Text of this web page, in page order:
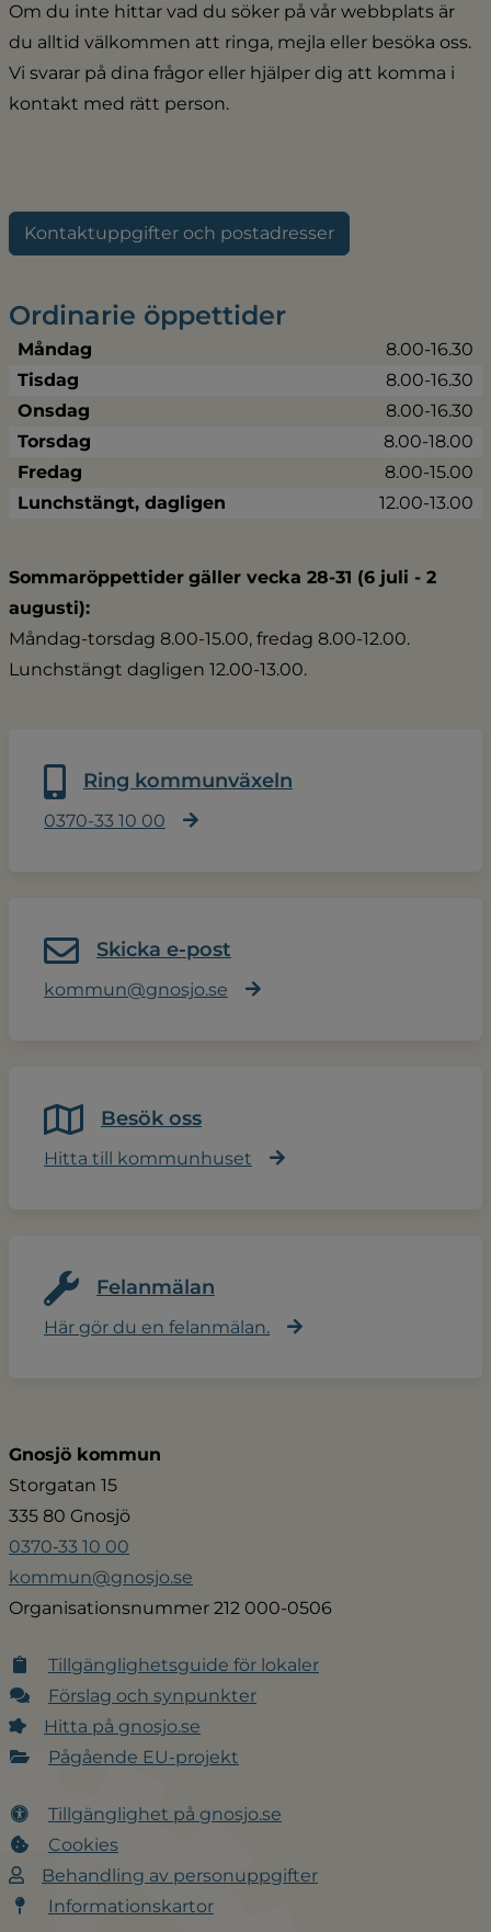
Om du inte hittar vad du söker på vår webbplats är
du alltid välkommen att ringa, mejla eller besöka oss.
Vi svarar på dina frågor eller hjälper dig att komma i
kontakt med rätt person.
Kontaktuppgifter och postadresser
Ordinarie öppettider
Måndag
8.00-16.30
Tisdag
8.00-16.30
Onsdag
8.00-16.30
Torsdag
8.00-18.00
Fredag
8.00-15.00
Lunchstängt, dagligen
12.00-13.00
Sommaröppettider gäller vecka 28-31 (6 juli - 2
augusti):
Måndag-torsdag 8.00-15.00, fredag 8.00-12.00.
Lunchstängt dagligen 12.00-13.00.
Ring kommunväxeln
0370-33 10 00
Skicka e-post
kommun@gnosjo.se
Besök oss
Hitta till kommunhuset
Felanmälan
Här gör du en felanmälan.
Gnosjö kommun
Storgatan 15
335 80 Gnosjö
0370‑33 10 00
kommun@gnosjo.se
Organisationsnummer 212 000-0506
Tillgänglighetsguide för lokaler
Förslag och synpunkter
Hitta på gnosjo.se
Pågående EU-projekt
Tillgänglighet på gnosjo.se
Cookies
Behandling av personuppgifter
Informationskartor